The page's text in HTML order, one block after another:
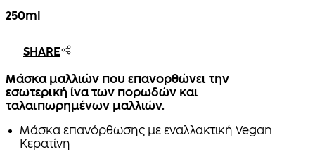
250ml
SHARE
Μάσκα μαλλιών που επανορθώνει την
εσωτερική ίνα των πορωδών και
ταλαιπωρημένων μαλλιών.
Μάσκα επανόρθωσης με εναλλακτική Vegan
Κερατίνη